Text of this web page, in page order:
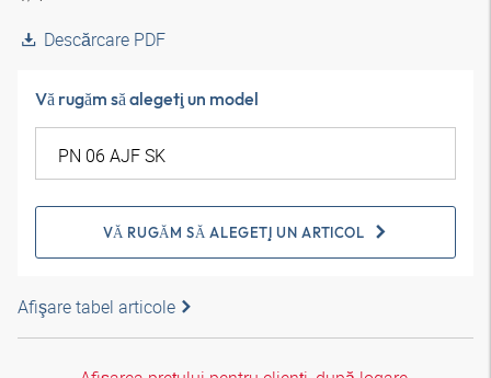
Descărcare PDF
Vă rugăm să alegeţi un model
VĂ RUGĂM SĂ ALEGEŢI UN ARTICOL
Afişare tabel articole